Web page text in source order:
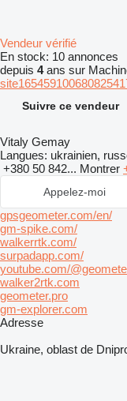
Vendeur vérifié
En stock: 10 annonces
depuis 4ans sur
Suivre ce vendeur
Vitaly Gemay
Langues: ukrainien,
+380 50 842... Montrer
Appelez-moi
gpsgeometer.com/en/
gm-spike.com/
walkerrtk.com/
surpadapp.com/
youtube.com/
walker2rtk.com
geometer.pro
gm-explorer.com
Adresse
Ukraine, oblast de